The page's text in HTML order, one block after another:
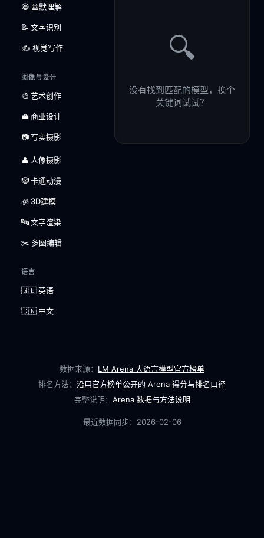
😆 幽默理解
📝 文字识别
✍️ 视觉写作
图像与设计
🎨 艺术创作
💼 商业设计
📷 写实摄影
👤 人像摄影
🤡 卡通动漫
🧊 3D建模
🔤 文字渲染
✂️ 多图编辑
语言
🇬🇧 英语
🇨🇳 中文
🔍
没有找到匹配的模型，换个
关键词试试？
数据来源： LM Arena 大语言模型官方榜单
排名方法： 沿用官方榜单公开的 Arena 得分与排名口径
完整说明： Arena 数据与方法说明
最近数据同步： 2026-02-06